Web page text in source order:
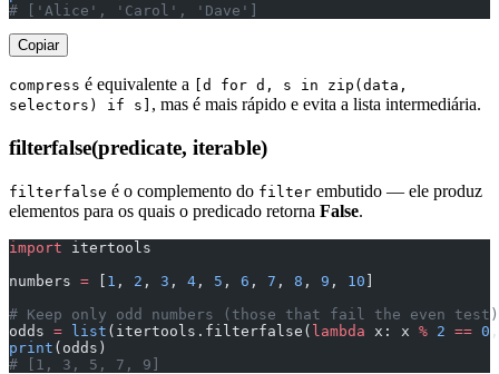
# ['Alice', 'Carol', 'Dave']
Copiar
compress é equivalente a
[d for d, s in zip(data,
selectors) if s] , mas é mais rápido e evita a lista intermediária.
filterfalse(predicate, iterable)
filterfalse é o complemento do filter embutido — ele produz
elementos para os quais o predicado retorna False.
import itertools
numbers = 1 , 2 , 3 , 4 , 5 , 6 , 7 , 8 , 9 , 10
# Keep only odd numbers (those that fail the even test)
odds = list (itertools.filterfalse( lambda x: x % 2 == 0
print (odds)
# [1, 3, 5, 7, 9]